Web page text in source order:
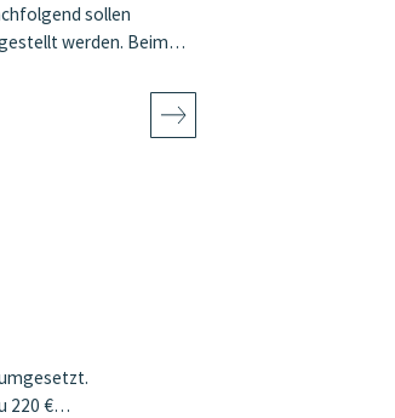
sollen
werden. Beim…
220 €…